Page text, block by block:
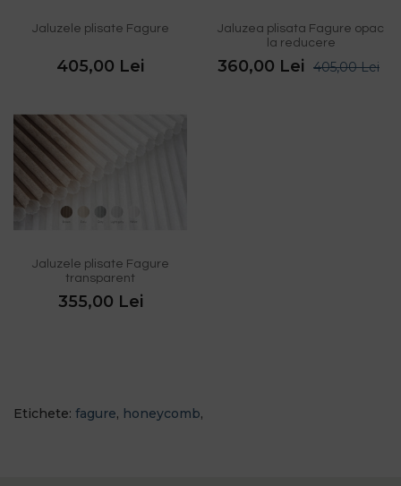
Jaluzele plisate Fagure
405,00 Lei
Jaluzea plisata Fagure opac
la reducere
360,00 Lei 405,00 Lei
Jaluzele plisate Fagure
transparent
355,00 Lei
Etichete: fagure, honeycomb,